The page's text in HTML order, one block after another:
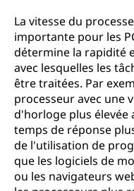
La vitesse du
importante pour les
détermine la rapidité
avec lesquelles les
être traitées. Par
processeur avec une
d'horloge plus élevée
temps de réponse
de l'utilisation de
que les logiciels de
ou les navigateurs